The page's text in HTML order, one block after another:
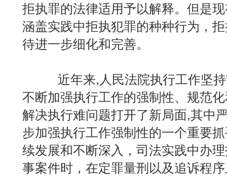
拒执罪的法律适用予以解释。但是
涵盖实践中拒执犯罪的种种行为，
待进一步细化和完善。
近年来,人民法院执行工作坚持”
不断加强执行工作的强制性、规范
解决执行难问题打开了新局面,其中
步加强执行工作强制性的一个重要
续发展和不断深入，司法实践中办
事案件时，在定罪量刑以及追诉程